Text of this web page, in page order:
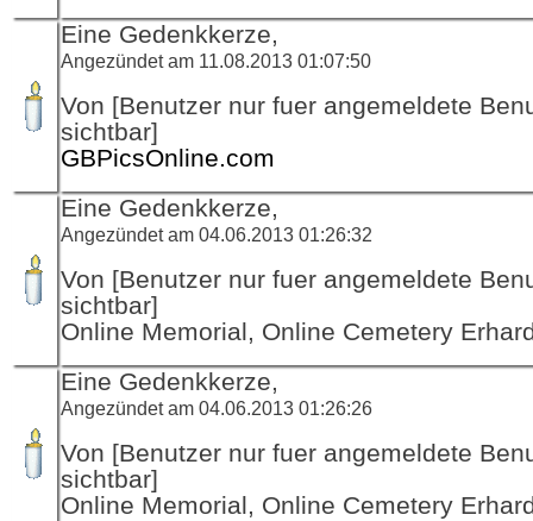
Eine Gedenkkerze,
Angezündet am 11.08.2013 01:07:50
Von [Benutzer nur fuer angemeldete
sichtbar]
GBPicsOnline.com
Eine Gedenkkerze,
Angezündet am 04.06.2013 01:26:32
Von [Benutzer nur fuer angemeldete
sichtbar]
Online Memorial, Online Cemetery
Eine Gedenkkerze,
Angezündet am 04.06.2013 01:26:26
Von [Benutzer nur fuer angemeldete
sichtbar]
Online Memorial, Online Cemetery